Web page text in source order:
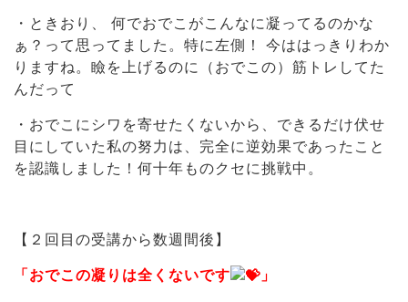
・ときおり、 何でおでこがこんなに凝ってるのかな
ぁ？って思ってました。特に左側！ 今ははっきりわか
りますね。瞼を上げるのに（おでこの）筋トレしてた
んだって
・おでこにシワを寄せたくないから、できるだけ伏せ
目にしていた私の努力は、完全に逆効果であったこと
を認識しました！何十年ものクセに挑戦中。
【２回目の受講から数週間後】
「おでこの凝りは全くないです 」